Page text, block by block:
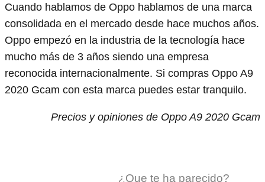
Cuando hablamos de Oppo hablamos de una marca
consolidada en el mercado desde hace muchos años.
Oppo empezó en la industria de la tecnología hace
mucho más de 3 años siendo una empresa
reconocida internacionalmente. Si compras Oppo A9
2020 Gcam con esta marca puedes estar tranquilo.
Precios y opiniones de Oppo A9 2020 Gcam
¿Que te ha parecido?